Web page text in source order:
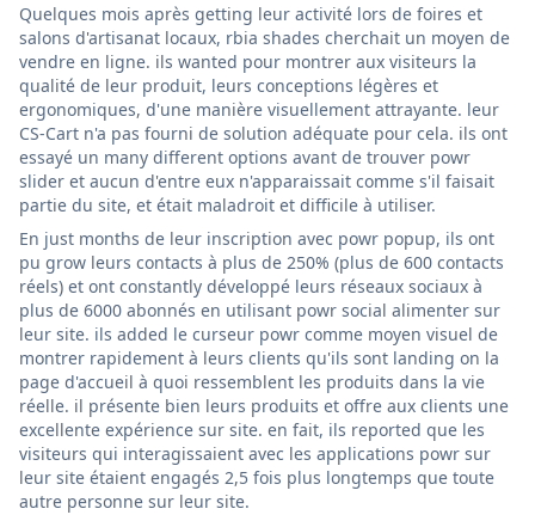
Quelques mois après getting leur activité lors de foires et
salons d'artisanat locaux, rbia shades cherchait un moyen de
vendre en ligne. ils wanted pour montrer aux visiteurs la
qualité de leur produit, leurs conceptions légères et
ergonomiques, d'une manière visuellement attrayante. leur
CS-Cart n'a pas fourni de solution adéquate pour cela. ils ont
essayé un many different options avant de trouver powr
slider et aucun d'entre eux n'apparaissait comme s'il faisait
partie du site, et était maladroit et difficile à utiliser.
En just months de leur inscription avec powr popup, ils ont
pu grow leurs contacts à plus de 250% (plus de 600 contacts
réels) et ont constantly développé leurs réseaux sociaux à
plus de 6000 abonnés en utilisant powr social alimenter sur
leur site. ils added le curseur powr comme moyen visuel de
montrer rapidement à leurs clients qu'ils sont landing on la
page d'accueil à quoi ressemblent les produits dans la vie
réelle. il présente bien leurs produits et offre aux clients une
excellente expérience sur site. en fait, ils reported que les
visiteurs qui interagissaient avec les applications powr sur
leur site étaient engagés 2,5 fois plus longtemps que toute
autre personne sur leur site.